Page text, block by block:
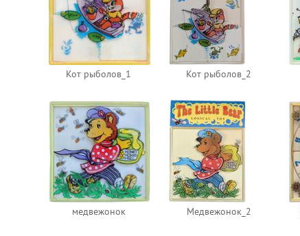
Кот рыболов_1 Кот рыболов_2
медвежонок Медвежонок_2